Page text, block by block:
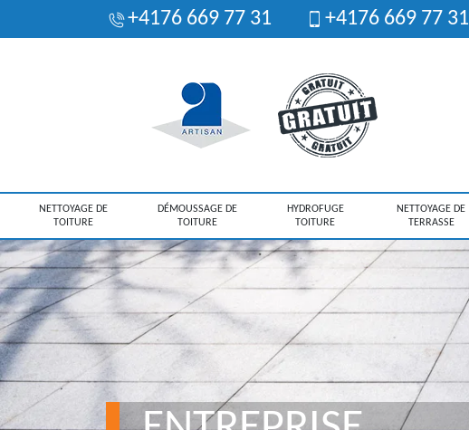
+4176 669 77 31 +4176 669 77 31
NETTOYAGE DE
TOITURE
DÉMOUSSAGE DE
TOITURE
HYDROFUGE
TOITURE
NETTOYAGE DE
TERRASSE